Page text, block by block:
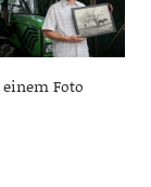
Foto